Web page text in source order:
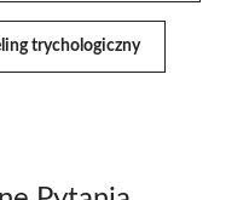
trychologiczny